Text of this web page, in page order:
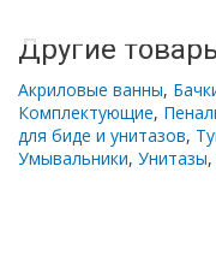
Другие
Акриловые ванны,
Комплектующие,
для биде и унитазов,
Умывальники, Унитазы,